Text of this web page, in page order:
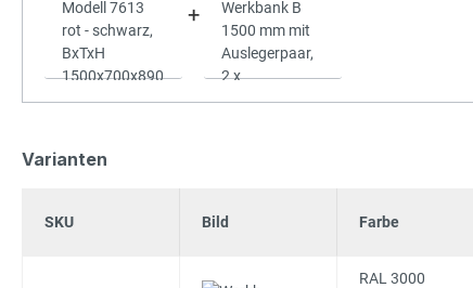
+
Varianten
SKU Bild Farbe
RAL 3000